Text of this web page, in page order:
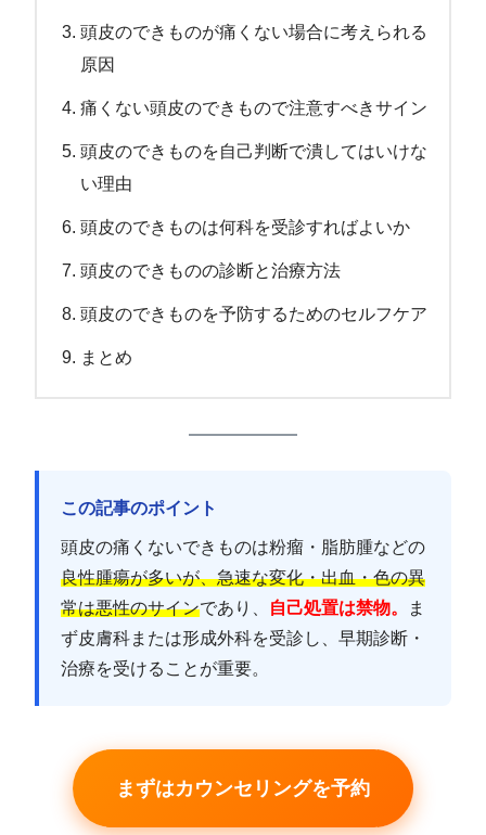
頭皮のできものが痛くない場合に考えられる
原因
痛くない頭皮のできもので注意すべきサイン
頭皮のできものを自己判断で潰してはいけな
い理由
頭皮のできものは何科を受診すればよいか
頭皮のできものの診断と治療方法
頭皮のできものを予防するためのセルフケア
まとめ
この記事のポイント
頭皮の痛くないできものは粉瘤・脂肪腫などの
良性腫瘍が多いが、急速な変化・出血・色の異
常は悪性のサインであり、 自己処置は禁物。
ま
ず皮膚科または形成外科を受診し、早期診断・
治療を受けることが重要。
まずはカウンセリングを予約